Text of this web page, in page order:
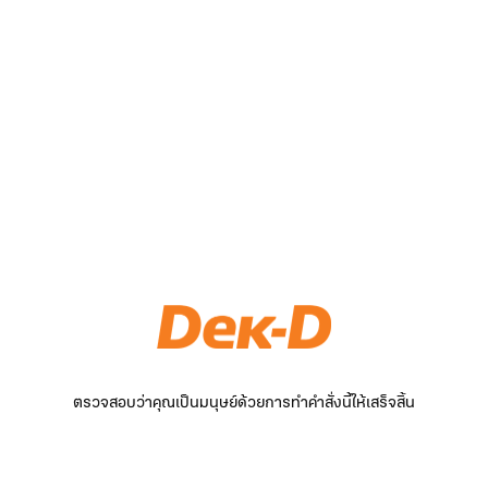
ตรวจสอบว่าคุณเป็นมนุษย์ด้วยการทำคำสั่งนี้ให้เสร็จสิ้น